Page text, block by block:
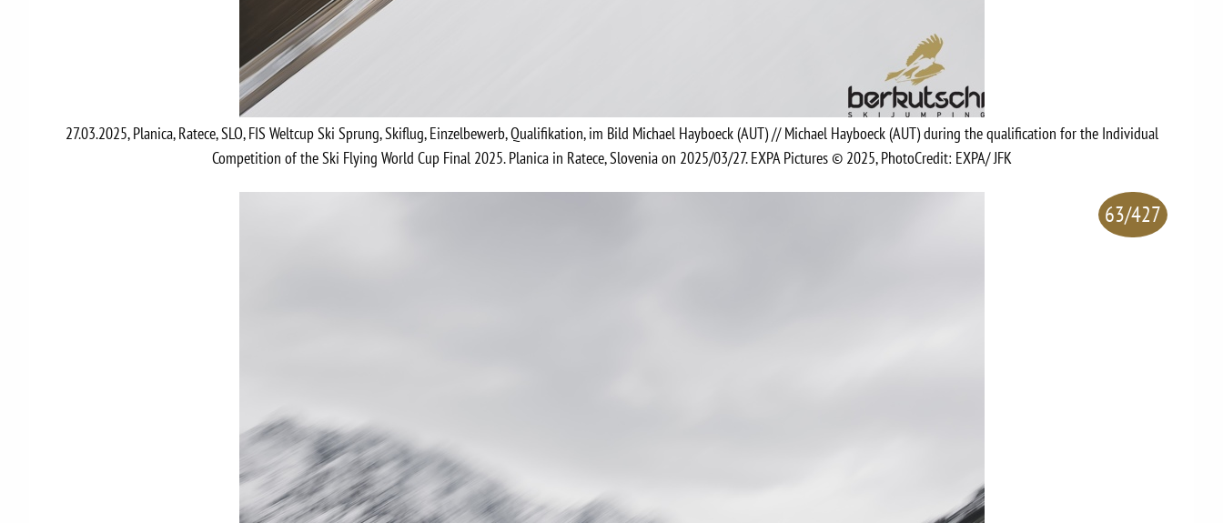
27.03.2025, Planica, Ratece, SLO, FIS Weltcup Ski Sprung, Skiflug, Einzelbewerb, Qualifikation, im Bild Michael Hayboeck (AUT) // Michael Hayboeck (AUT) during the qualification for the Individual
Competition of the Ski Flying World Cup Final 2025. Planica in Ratece, Slovenia on 2025/03/27. EXPA Pictures © 2025, PhotoCredit: EXPA/ JFK
63/427